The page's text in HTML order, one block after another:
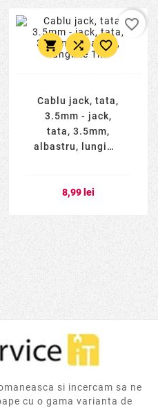
  
Cablu jack, tata,
3.5mm - jack,
tata, 3.5mm,
albastru, lungime
8,99 lei
favorite_border
si incercam sa ne
cu o gama varianta de